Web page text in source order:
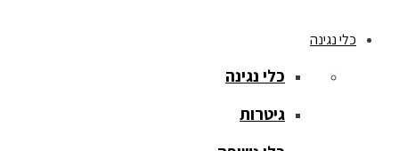
כלי נגינה
כלי נגינה
גיטרות